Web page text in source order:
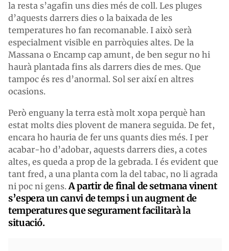
la resta s’agafin uns dies més de coll. Les pluges
d’aquests darrers dies o la baixada de les
temperatures ho fan recomanable. I això serà
especialment visible en parròquies altes. De la
Massana o Encamp cap amunt, de ben segur no hi
haurà plantada fins als darrers dies de mes. Que
tampoc és res d’anormal. Sol ser així en altres
ocasions.
Però enguany la terra està molt xopa perquè han
estat molts dies plovent de manera seguida. De fet,
encara ho hauria de fer uns quants dies més. I per
acabar-ho d’adobar, aquests darrers dies, a cotes
altes, es queda a prop de la gebrada. I és evident que
tant fred, a una planta com la del tabac, no li agrada
ni poc ni gens.A partir de final de setmana vinent
s’espera un canvi de temps i un augment de
temperatures que segurament facilitarà la
situació.